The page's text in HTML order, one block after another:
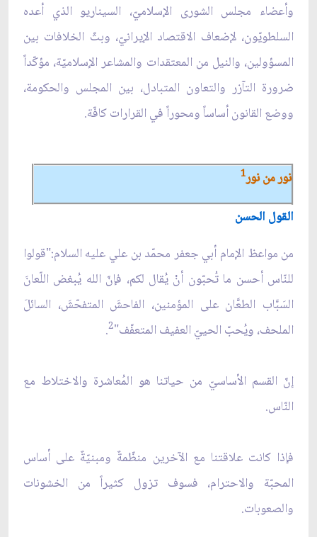
وأعضاء مجلس الشورى الإسلاميّ، السيناريو الذي أعده
السلطويّون، لإضعاف الاقتصاد الإيرانيّ، وبثّ الخلافات بين
المسؤولين، والنيل من المعتقدات والمشاعر الإسلاميّة، مؤكّداً
ضرورة التآزر والتعاون المتبادل، بين المجلس والحكومة،
ووضع القانون أساساً ومحوراً في القرارات كافّة.
نور من نور1
القول الحسن
من مواعظ الإمام أبي جعفر محمّد بن علي عليه السلام:"قولوا
للنّاس أحسن ما تُحبّون أنْ يُقال لكم، فإنّ الله يُبغض اللّعانَ
السَبَّاب الطعَّان على المؤمنين، الفاحشَ المتفحّشَ، السائلَ
الملحف، ويُحبّ الحييّ العفيف المتعفّف"2
.
إنّ القسم الأساسيّ من حياتنا هو المُعاشرة والاختلاط مع
النّاس.
فإذا كانت علاقتنا مع الآخرين منظّمةٌ ومبنيّةٌ على أساس
المحبّة والاحترام، فسوف تزول كثيراً من الخشونات
والصعوبات.